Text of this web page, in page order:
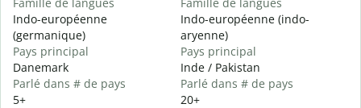
Indo-européenne
(germanique)
Pays principal
Danemark
Parlé dans # de pays
5+
Indo-européenne (indo-
aryenne)
Pays principal
Inde / Pakistan
Parlé dans # de pays
20+